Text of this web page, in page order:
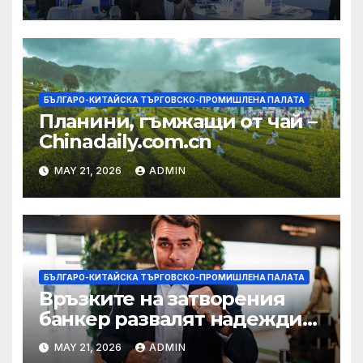
БЪЛГАРО-КИТАЙСКА ТЪРГОВСКО-ПРОМИШЛЕНА ПАЛАТА
Планини, гъмжащи от чай –
Chinadaily.com.cn
MAY 21, 2026 ADMIN
БЪЛГАРО-КИТАЙСКА ТЪРГОВСКО-ПРОМИШЛЕНА ПАЛАТА
Връзките на затворения
банкер развалят надеждите
на Флавио Болсонаро за
MAY 21, 2026 ADMIN